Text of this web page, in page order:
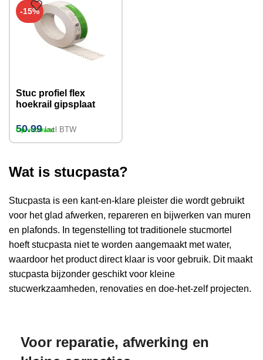
-15%
Stuc profiel flex
hoekrail gipsplaat
50.99 Incl BTW
Op voorraad
Wat is stucpasta?
Stucpasta is een kant-en-klare pleister die wordt gebruikt
voor het glad afwerken, repareren en bijwerken van muren
en plafonds. In tegenstelling tot traditionele stucmortel
hoeft stucpasta niet te worden aangemaakt met water,
waardoor het product direct klaar is voor gebruik. Dit maakt
stucpasta bijzonder geschikt voor kleine
stucwerkzaamheden, renovaties en doe-het-zelf projecten.
het strak afwerken van wanden vóór schilderwerk of
Voor reparatie, afwerking en